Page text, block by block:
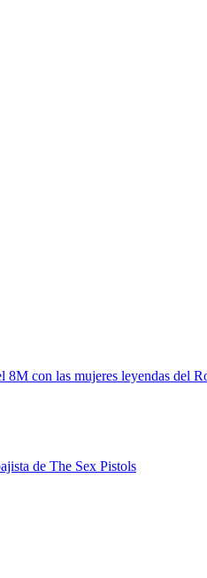
con las mujeres leyendas del
de The Sex Pistols